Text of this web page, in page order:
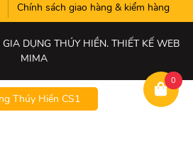
Chính sách giao hàng & kiểm hàng
DỤNG THÚY HIỀN. THIẾT KẾ WEB
MIMA
Thúy Hiền CS1
0